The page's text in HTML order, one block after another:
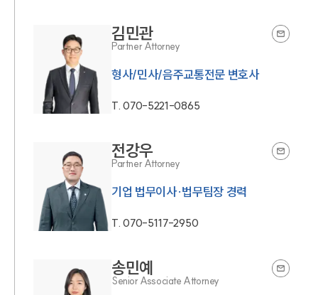
김민관
Partner Attorney
형사/민사/음주교통전문 변호사
T.070-5221-0865
전강우
Partner Attorney
기업 법무이사·법무팀장 경력
T.070-5117-2950
송민예
Senior Associate Attorney